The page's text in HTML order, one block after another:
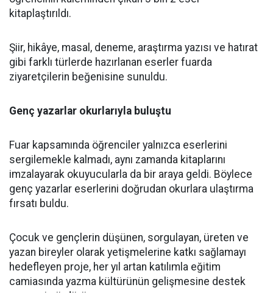
kitaplaştırıldı.
Şiir, hikâye, masal, deneme, araştırma yazısı ve hatırat
gibi farklı türlerde hazırlanan eserler fuarda
ziyaretçilerin beğenisine sunuldu.
Genç yazarlar okurlarıyla buluştu
Fuar kapsamında öğrenciler yalnızca eserlerini
sergilemekle kalmadı, aynı zamanda kitaplarını
imzalayarak okuyucularla da bir araya geldi. Böylece
genç yazarlar eserlerini doğrudan okurlara ulaştırma
fırsatı buldu.
Çocuk ve gençlerin düşünen, sorgulayan, üreten ve
yazan bireyler olarak yetişmelerine katkı sağlamayı
hedefleyen proje, her yıl artan katılımla eğitim
camiasında yazma kültürünün gelişmesine destek